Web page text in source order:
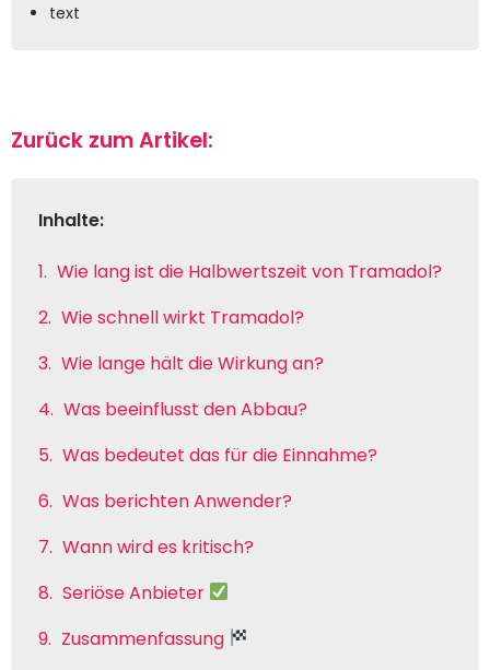
text
Zurück zum Artikel:
Inhalte:
Wie lang ist die Halbwertszeit von Tramadol?
Wie schnell wirkt Tramadol?
Wie lange hält die Wirkung an?
Was beeinflusst den Abbau?
Was bedeutet das für die Einnahme?
Was berichten Anwender?
Wann wird es kritisch?
Seriöse Anbieter
Zusammenfassung